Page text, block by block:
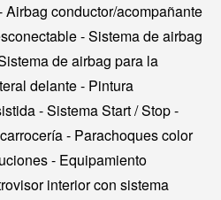
Airbag conductor/acompañante
- Sistema de airbag
de airbag para la
delante - Pintura
- Sistema Start / Stop -
- Parachoques color
- Equipamiento
interior con sistema